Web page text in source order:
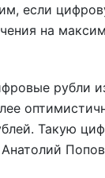
если
на
рубли
Такую